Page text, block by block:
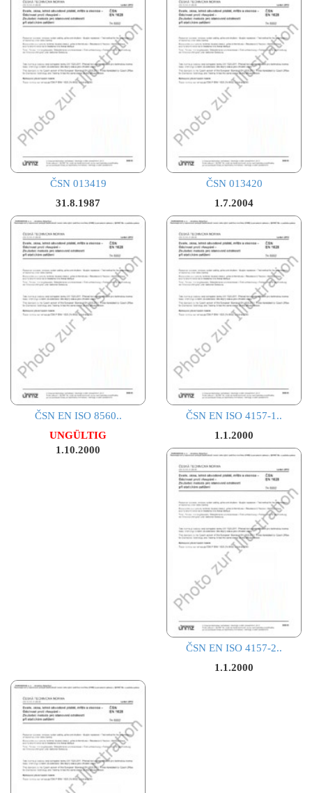
ČSN 013419
31.8.1987
ČSN 013420
1.7.2004
ČSN EN ISO 8560..
UNGÜLTIG
1.10.2000
ČSN EN ISO 4157-1..
1.1.2000
ČSN EN ISO 4157-2..
1.1.2000